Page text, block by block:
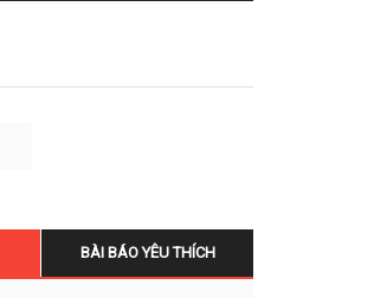
BÀI BÁO YÊU THÍCH